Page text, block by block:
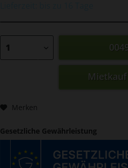
Merken
Gesetzliche Gewährleistung